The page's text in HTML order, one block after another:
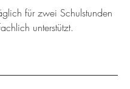
für zwei Schulstunden
unterstützt.